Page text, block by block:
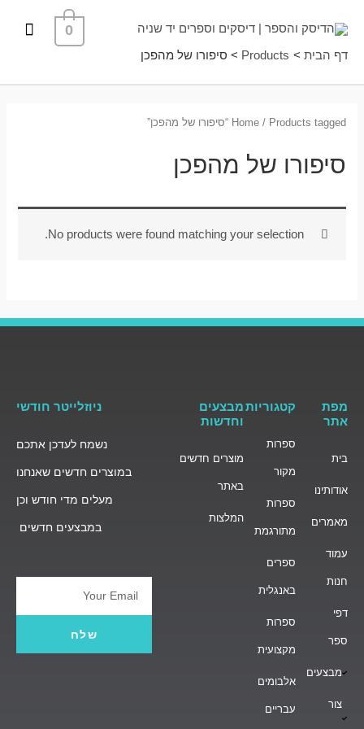
0
דף הבית Products סיפורו של מהפכן
Home/ Products tagged “סיפורו של מהפכן”
סיפורו של מהפכן
No products were found matching your selection.
מפת
אתר
בית
אודותינו
מאמרים
עמוד
חנות
דפי
ספר
מבצעים
צור
קטגוריות
ספרות
מקור
ספרות
מתורגמת
ספרים
באנגלית
ספרות
מקצועית
אלבומים
עבריים
מבצעים
וחדשות
מוצרים חדשים
באתר
המלצות
ניוזלייטר חודשי
נשמח לעדכן אתכם
במוצרים חדשים שאנחנו
מעלים מדי חודש וכן
במבצעים חדשים
Email
שלח